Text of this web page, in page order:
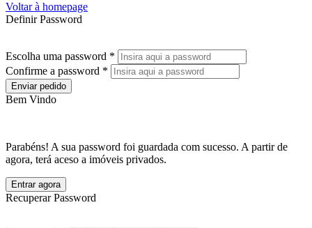
Voltar à homepage
Definir Password
Escolha uma password *
Confirme a password *
Enviar pedido
Bem Vindo
Parabéns! A sua password foi guardada com sucesso. A partir de
agora, terá aceso a imóveis privados.
Entrar agora
Recuperar Password